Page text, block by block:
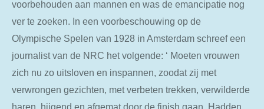
voorbehouden aan mannen en was de emancipatie nog
ver te zoeken. In een voorbeschouwing op de
Olympische Spelen van 1928 in Amsterdam schreef een
journalist van de NRC het volgende: ‘ Moeten vrouwen
zich nu zo uitsloven en inspannen, zoodat zij met
verwrongen gezichten, met verbeten trekken, verwilderde
haren, hijgend en afgemat door de finish gaan. Hadden